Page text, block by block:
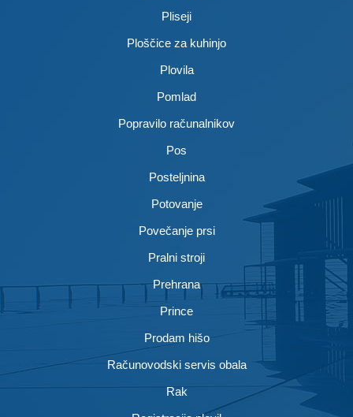
Pliseji
Ploščice za kuhinjo
Plovila
Pomlad
Popravilo računalnikov
Pos
Posteljnina
Potovanje
Povečanje prsi
Pralni stroji
Prehrana
Prince
Prodam hišo
Računovodski servis obala
Rak